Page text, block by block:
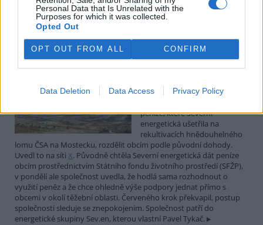
Personal Data that Is Unrelated with the
Purposes for which it was collected.
Opted Out
OPT OUT FROM ALL CONFIRM
Data Deletion Data Access Privacy Policy
dělala už v červnu a další zásah v tuto chvíli neplánuje, zjistila ČTK.
Červený chce peníze ušetřené za rekultivaci rozdělit
obcím podle původní dohody
5.8.2026 01:29 (ČTK)
Ministr životního prostředí
peníze, které Severní
energetická ušetřila na
rekultivacích hnědouhelného
lomu ČSA na Mostecku, rozdělit obcím podle původní dohody.
Uvedl to na síti X. Původně chtěla Severní energetická dát peníze
obcím prostřednictvím Státního fondu životního prostředí (SFŽP),
v pondělí ale společnost uvedla, že hodlá sama rozhodnout o
využití peněz a že chce ohledně výše podpory jednat přímo s
obcemi v okolí těžební oblasti. Červeného krok překvapil, postup
společnosti sleduje se znepokojením. Společnost patří do
energetické skupiny Sev.en, kterou vlastní Pavel Tykač.